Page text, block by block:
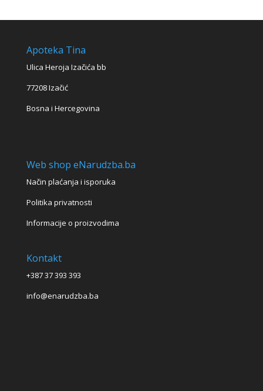
Apoteka Tina
Ulica Heroja Izačića bb
77208 Izačić
Bosna i Hercegovina
Web shop eNarudzba.ba
Način plaćanja i isporuka
Politika privatnosti
Informacije o proizvodima
Kontakt
+387 37 393 393
info@enarudzba.ba